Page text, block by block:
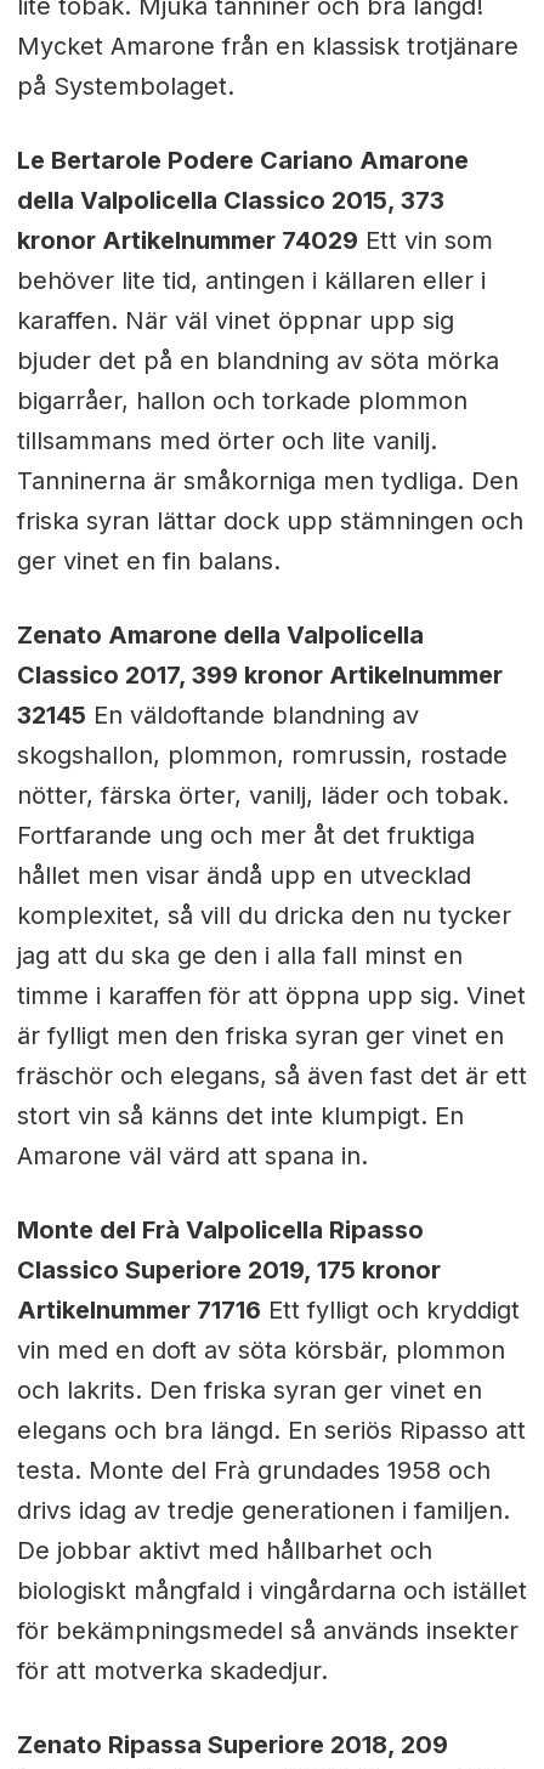
lite tobak. Mjuka tanniner och bra längd!
Mycket Amarone från en klassisk trotjänare
på Systembolaget.
Le Bertarole Podere Cariano Amarone
della Valpolicella Classico 2015, 373
kronor Artikelnummer 74029 Ett vin som
behöver lite tid, antingen i källaren eller i
karaffen. När väl vinet öppnar upp sig
bjuder det på en blandning av söta mörka
bigarråer, hallon och torkade plommon
tillsammans med örter och lite vanilj.
Tanninerna är småkorniga men tydliga. Den
friska syran lättar dock upp stämningen och
ger vinet en fin balans.
Zenato Amarone della Valpolicella
Classico 2017, 399 kronor Artikelnummer
32145 En väldoftande blandning av
skogshallon, plommon, romrussin, rostade
nötter, färska örter, vanilj, läder och tobak.
Fortfarande ung och mer åt det fruktiga
hållet men visar ändå upp en utvecklad
komplexitet, så vill du dricka den nu tycker
jag att du ska ge den i alla fall minst en
timme i karaffen för att öppna upp sig. Vinet
är fylligt men den friska syran ger vinet en
fräschör och elegans, så även fast det är ett
stort vin så känns det inte klumpigt. En
Amarone väl värd att spana in.
Monte del Frà Valpolicella Ripasso
Classico Superiore 2019, 175 kronor
Artikelnummer 71716 Ett fylligt och kryddigt
vin med en doft av söta körsbär, plommon
och lakrits. Den friska syran ger vinet en
elegans och bra längd. En seriös Ripasso att
testa. Monte del Frà grundades 1958 och
drivs idag av tredje generationen i familjen.
De jobbar aktivt med hållbarhet och
biologiskt mångfald i vingårdarna och istället
för bekämpningsmedel så används insekter
för att motverka skadedjur.
Zenato Ripassa Superiore 2018, 209